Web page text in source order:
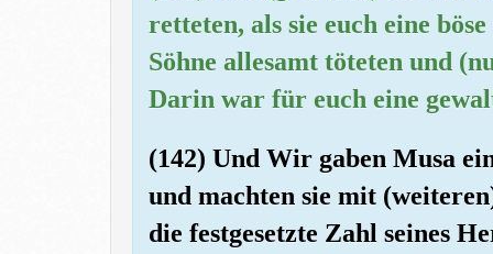
retteten, als sie euch eine
Söhne allesamt töteten und
Darin war für euch eine
(142) Und Wir gaben Musa
und machten sie mit
die festgesetzte Zahl seines